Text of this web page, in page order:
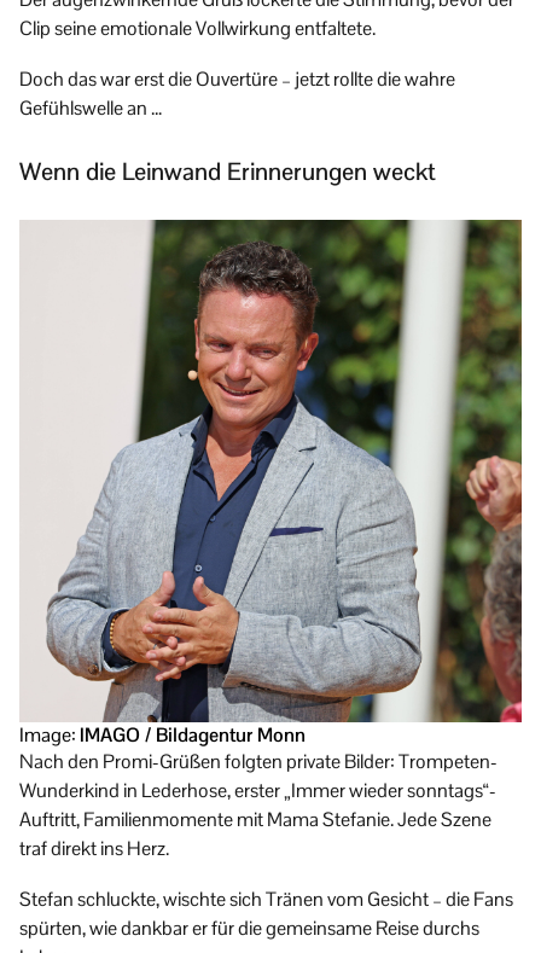
Clip seine emotionale Vollwirkung entfaltete.
Doch das war erst die Ouvertüre – jetzt rollte die wahre
Gefühlswelle an …
Wenn die Leinwand Erinnerungen weckt
Image: IMAGO / Bildagentur Monn
Nach den Promi-Grüßen folgten private Bilder: Trompeten-
Wunderkind in Lederhose, erster „Immer wieder sonntags“-
Auftritt, Familienmomente mit Mama Stefanie. Jede Szene
traf direkt ins Herz.
Stefan schluckte, wischte sich Tränen vom Gesicht – die Fans
spürten, wie dankbar er für die gemeinsame Reise durchs